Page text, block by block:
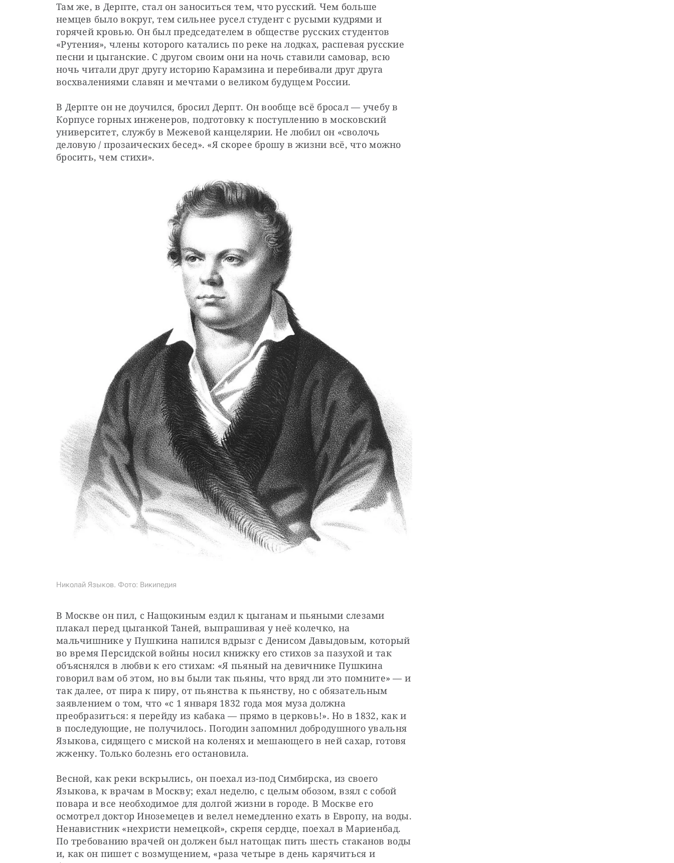
Там же, в Дерпте, стал он заноситься тем, что русский. Чем больше
немцев было вокруг, тем сильнее русел студент с русыми кудрями и
горячей кровью. Он был председателем в обществе русских студентов
«Рутения», члены которого катались по реке на лодках, распевая русские
песни и цыганские. С другом своим они на ночь ставили самовар, всю
ночь читали друг другу историю Карамзина и перебивали друг друга
восхвалениями славян и мечтами о великом будущем России.
В Дерпте он не доучился, бросил Дерпт. Он вообще всё бросал — учебу в
Корпусе горных инженеров, подготовку к поступлению в московский
университет, службу в Межевой канцелярии. Не любил он «сволочь
деловую / прозаических бесед». «Я скорее брошу в жизни всё, что можно
бросить, чем стихи».
Николай Языков. Фото: Википедия
В Москве он пил, с Нащокиным ездил к цыганам и пьяными слезами
плакал перед цыганкой Таней, выпрашивая у неё колечко, на
мальчишнике у Пушкина напился вдрызг с Денисом Давыдовым, который
во время Персидской войны носил книжку его стихов за пазухой и так
объяснялся в любви к его стихам: «Я пьяный на девичнике Пушкина
говорил вам об этом, но вы были так пьяны, что вряд ли это помните» — и
так далее, от пира к пиру, от пьянства к пьянству, но с обязательным
заявлением о том, что «с 1 января 1832 года моя муза должна
преобразиться: я перейду из кабака — прямо в церковь!». Но в 1832, как и
в последующие, не получилось. Погодин запомнил добродушного увальня
Языкова, сидящего с миской на коленях и мешающего в ней сахар, готовя
жженку. Только болезнь его остановила.
Весной, как реки вскрылись, он поехал из-под Симбирска, из своего
Языкова, к врачам в Москву; ехал неделю, с целым обозом, взял с собой
повара и все необходимое для долгой жизни в городе. В Москве его
осмотрел доктор Иноземецев и велел немедленно ехать в Европу, на воды.
Ненавистник «нехристи немецкой», скрепя сердце, поехал в Мариенбад.
По требованию врачей он должен был натощак пить шесть стаканов воды
и, как он пишет с возмущением, «раза четыре в день карячиться и